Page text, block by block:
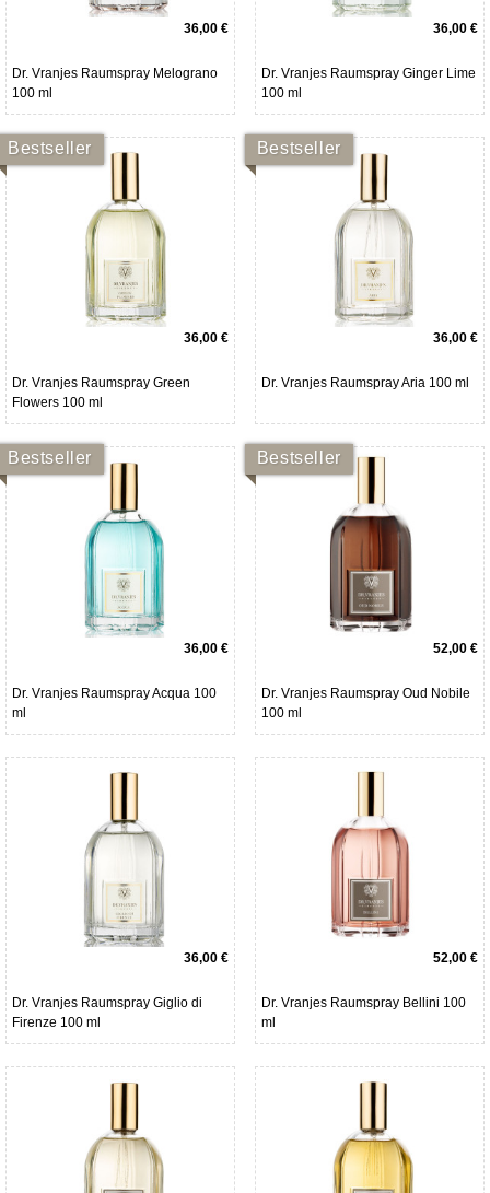
36,00 €
Dr. Vranjes Raumspray Melograno
100 ml
36,00 €
Dr. Vranjes Raumspray Ginger Lime
100 ml
Bestseller
36,00 €
Dr. Vranjes Raumspray Green
Flowers 100 ml
Bestseller
36,00 €
Dr. Vranjes Raumspray Aria 100 ml
Bestseller
36,00 €
Dr. Vranjes Raumspray Acqua 100
ml
Bestseller
52,00 €
Dr. Vranjes Raumspray Oud Nobile
100 ml
36,00 €
Dr. Vranjes Raumspray Giglio di
Firenze 100 ml
52,00 €
Dr. Vranjes Raumspray Bellini 100
ml